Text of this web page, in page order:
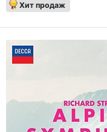
Хит продаж